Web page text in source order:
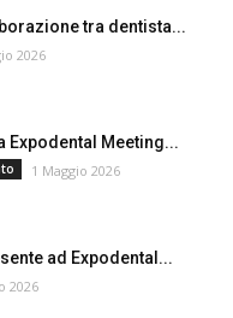
tra dentista...
2026
Expodental Meeting...
1 Maggio 2026
ad Expodental...
2026